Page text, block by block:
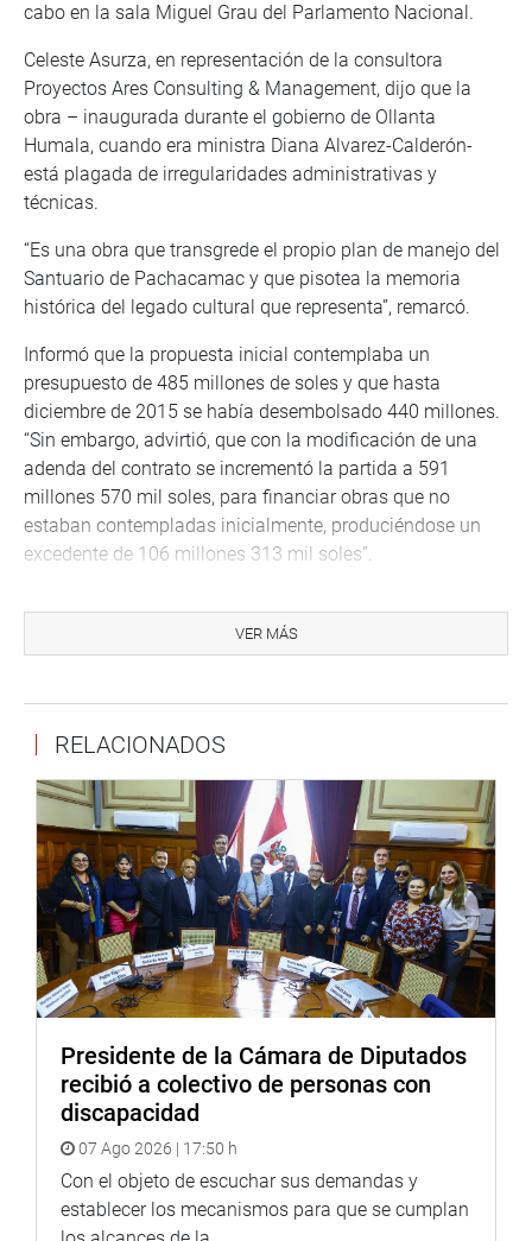
cabo en la sala Miguel Grau del Parlamento Nacional.
Celeste Asurza, en representación de la consultora
Proyectos Ares Consulting & Management, dijo que la
obra – inaugurada durante el gobierno de Ollanta
Humala, cuando era ministra Diana Alvarez-Calderón-
está plagada de irregularidades administrativas y
técnicas.
“Es una obra que transgrede el propio plan de manejo del
Santuario de Pachacamac y que pisotea la memoria
histórica del legado cultural que representa”, remarcó.
Informó que la propuesta inicial contemplaba un
presupuesto de 485 millones de soles y que hasta
diciembre de 2015 se había desembolsado 440 millones.
“Sin embargo, advirtió, que con la modificación de una
adenda del contrato se incrementó la partida a 591
millones 570 mil soles, para financiar obras que no
estaban contempladas inicialmente, produciéndose un
excedente de 106 millones 313 mil soles”.
cultura que se paralice la obra inmediatamente y que el
Estado peruano revalúe el contrato para iniciarse el
“Solicitamos que colabore con las instancias
correspondientes para que se sancione drásticamente de
manera administrativa y judicial a quienes resulten
responsables de manera directa o indirecta de la
vulneración de los procedimientos administrativos
favoreciendo así al proyecto en cuestión”, sostuvo Celeste
Asurza.
También pidió que de inmediato se transfiera los recursos
de la unidad ejecutora 001 del Ministerio de Cultura para
nuevo proyecto de inversión pública con los estudios
técnicos correspondientes para la construcción del
MUNA, obra que –según dijo- seguramente no superaría
el 50% del gasto que representa ahora el proyecto.
En otro momento, participó Daniel Azurin, presidente del
Frente de Defensa del Museo Nacional de Arqueología.
VER MÁS
RELACIONADOS
Presidente de la Cámara de Diputados
recibió a colectivo de personas con
discapacidad
07 Ago 2026 | 17:50 h
Con el objeto de escuchar sus demandas y
establecer los mecanismos para que se cumplan